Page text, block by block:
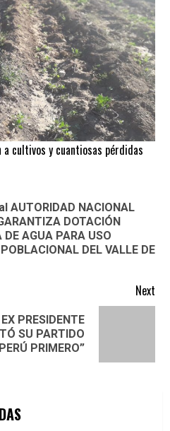
a cultivos y cuantiosas pérdidas
AUTORIDAD NACIONAL
DOTACIÓN
DE AGUA PARA USO
DEL VALLE DE
Next
PRESIDENTE
SU PARTIDO
PRIMERO”